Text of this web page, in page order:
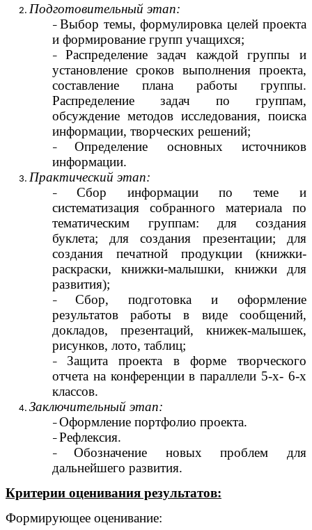
Подготовительный этап:
Выбор темы, формулировка целей проекта
и формирование групп учащихся;
Распределение задач каждой группы и
установление сроков выполнения проекта,
составление плана работы группы.
Распределение задач по группам,
обсуждение методов исследования, поиска
информации, творческих решений;
Определение основных источников
информации.
Практический этап:
Сбор информации по теме и
систематизация собранного материала по
тематическим группам: для создания
буклета; для создания презентации; для
создания печатной продукции (книжки-
раскраски, книжки-малышки, книжки для
развития);
Сбор, подготовка и оформление
результатов работы в виде сообщений,
докладов, презентаций, книжек-малышек,
рисунков, лото, таблиц;
Защита проекта в форме творческого
отчета на конференции в параллели 5-х- 6-х
классов.
Заключительный этап:
Оформление портфолио проекта.
Рефлексия.
Обозначение новых проблем для
дальнейшего развития.
Критерии оценивания результатов:
Формирующее оценивание: